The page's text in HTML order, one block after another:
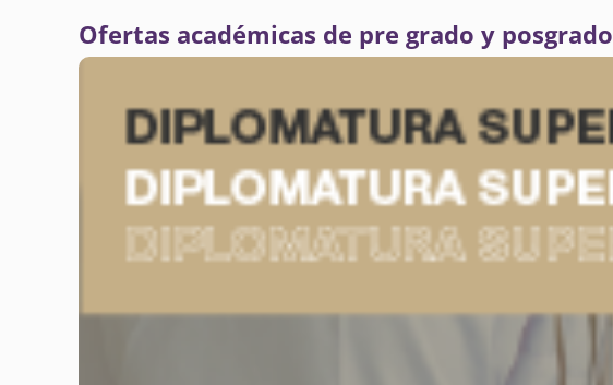
Ofertas académicas de pre grado y posgrado